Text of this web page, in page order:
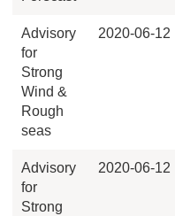
Advisory
for
Strong
Wind &
Rough
seas
2020-06-12
Advisory
for
Strong
2020-06-12